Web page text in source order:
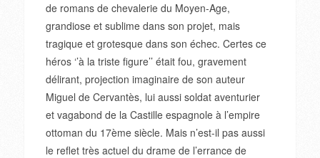
de romans de chevalerie du Moyen-Age,
grandiose et sublime dans son projet, mais
tragique et grotesque dans son échec. Certes ce
héros ‘’à la triste figure’’ était fou, gravement
délirant, projection imaginaire de son auteur
Miguel de Cervantès, lui aussi soldat aventurier
et vagabond de la Castille espagnole à l’empire
ottoman du 17ème siècle. Mais n’est-il pas aussi
le reflet très actuel du drame de l’errance de